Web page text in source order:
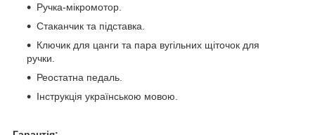
Ручка-мікромотор.
Стаканчик та підставка.
Ключик для цанги та пара вугільних щіточок для
ручки.
Реостатна педаль.
Інструкція українською мовою.